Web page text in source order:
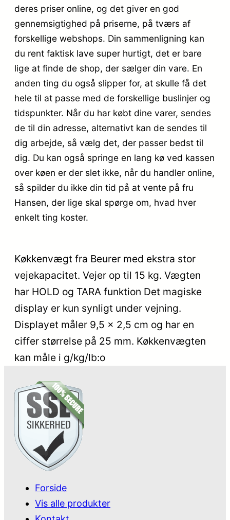
deres priser online, og det giver en god
gennemsigtighed på priserne, på tværs af
forskellige webshops. Din sammenligning kan
du rent faktisk lave super hurtigt, det er bare
lige at finde de shop, der sælger din vare. En
anden ting du også slipper for, at skulle få det
hele til at passe med de forskellige buslinjer og
tidspunkter. Når du har købt dine varer, sendes
de til din adresse, alternativt kan de sendes til
dig arbejde, så vælg det, der passer bedst til
dig. Du kan også springe en lang kø ved kassen
over køen er der slet ikke, når du handler online,
så spilder du ikke din tid på at vente på fru
Hansen, der lige skal spørge om, hvad hver
enkelt ting koster.
Køkkenvægt fra Beurer med ekstra stor
vejekapacitet. Vejer op til 15 kg. Vægten
har HOLD og TARA funktion Det magiske
display er kun synligt under vejning.
Displayet måler 9,5 x 2,5 cm og har en
ciffer størrelse på 25 mm. Køkkenvægten
kan måle i g/kg/lb:o
Forside
Vis alle produkter